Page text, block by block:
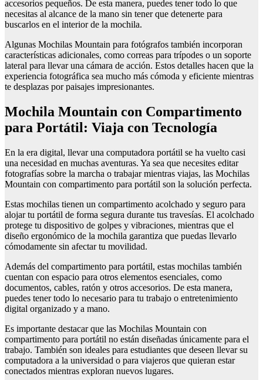
accesorios pequeños. De esta manera, puedes tener todo lo que
necesitas al alcance de la mano sin tener que detenerte para
buscarlos en el interior de la mochila.
Algunas Mochilas Mountain para fotógrafos también incorporan
características adicionales, como correas para trípodes o un soporte
lateral para llevar una cámara de acción. Estos detalles hacen que la
experiencia fotográfica sea mucho más cómoda y eficiente mientras
te desplazas por paisajes impresionantes.
Mochila Mountain con Compartimento
para Portátil: Viaja con Tecnología
En la era digital, llevar una computadora portátil se ha vuelto casi
una necesidad en muchas aventuras. Ya sea que necesites editar
fotografías sobre la marcha o trabajar mientras viajas, las Mochilas
Mountain con compartimento para portátil son la solución perfecta.
Estas mochilas tienen un compartimento acolchado y seguro para
alojar tu portátil de forma segura durante tus travesías. El acolchado
protege tu dispositivo de golpes y vibraciones, mientras que el
diseño ergonómico de la mochila garantiza que puedas llevarlo
cómodamente sin afectar tu movilidad.
Además del compartimento para portátil, estas mochilas también
cuentan con espacio para otros elementos esenciales, como
documentos, cables, ratón y otros accesorios. De esta manera,
puedes tener todo lo necesario para tu trabajo o entretenimiento
digital organizado y a mano.
Es importante destacar que las Mochilas Mountain con
compartimento para portátil no están diseñadas únicamente para el
trabajo. También son ideales para estudiantes que deseen llevar su
computadora a la universidad o para viajeros que quieran estar
conectados mientras exploran nuevos lugares.